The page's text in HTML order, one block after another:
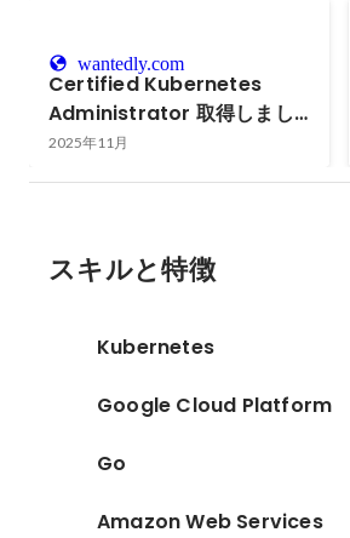
wantedly.com
Certified Kubernetes
Administrator 取得しまし
た
2025年11月
スキルと特徴
Kubernetes
Google Cloud Platform
Go
Amazon Web Services